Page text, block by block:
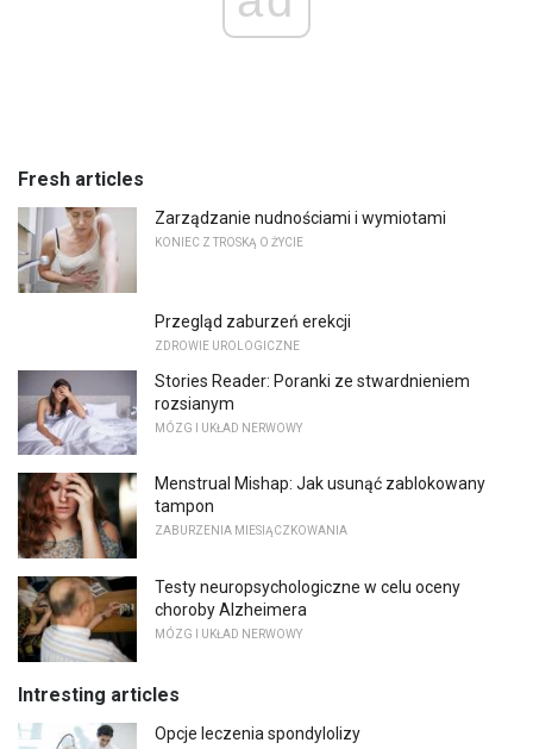
Fresh articles
Zarządzanie nudnościami i wymiotami
KONIEC Z TROSKĄ O ŻYCIE
Przegląd zaburzeń erekcji
ZDROWIE UROLOGICZNE
Stories Reader: Poranki ze stwardnieniem
rozsianym
MÓZG I UKŁAD NERWOWY
Menstrual Mishap: Jak usunąć zablokowany
tampon
ZABURZENIA MIESIĄCZKOWANIA
Testy neuropsychologiczne w celu oceny
choroby Alzheimera
MÓZG I UKŁAD NERWOWY
Intresting articles
Opcje leczenia spondylolizy